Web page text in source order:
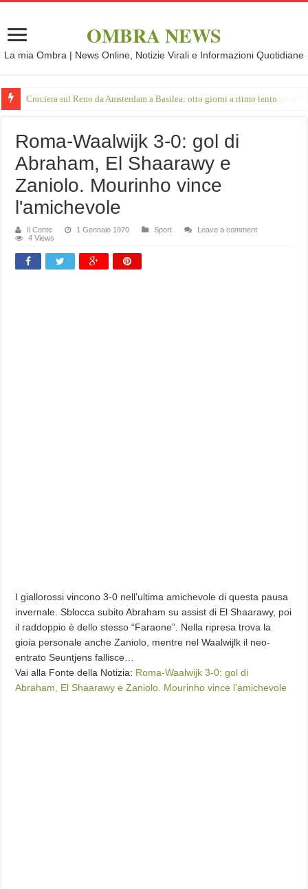
OMBRA NEWS
La mia Ombra | News Online, Notizie Virali e Informazioni Quotidiane
Crociera sul Reno da Amsterdam a Basilea: otto giorni a ritmo lento
Roma-Waalwijk 3-0: gol di
Abraham, El Shaarawy e
Zaniolo. Mourinho vince
l'amichevole
Il Conte 1 Gennaio 1970 Sport
Leave a comment
4 Views
I giallorossi vincono 3-0 nell’ultima amichevole di questa pausa
invernale. Sblocca subito Abraham su assist di El Shaarawy, poi
il raddoppio è dello stesso “Faraone”. Nella ripresa trova la
gioia personale anche Zaniolo, mentre nel Waalwijlk il neo-
entrato Seuntjens fallisce…
Vai alla Fonte della Notizia: Roma-Waalwijk 3-0: gol di
Abraham, El Shaarawy e Zaniolo. Mourinho vince l’amichevole